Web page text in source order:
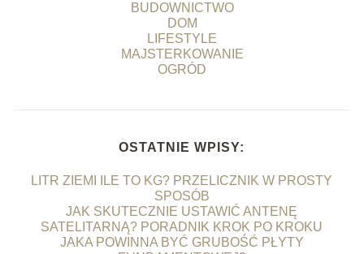
BUDOWNICTWO
DOM
LIFESTYLE
MAJSTERKOWANIE
OGRÓD
OSTATNIE WPISY:
LITR ZIEMI ILE TO KG? PRZELICZNIK W PROSTY
SPOSÓB
JAK SKUTECZNIE USTAWIĆ ANTENĘ
SATELITARNĄ? PORADNIK KROK PO KROKU
JAKA POWINNA BYĆ GRUBOŚĆ PŁYTY